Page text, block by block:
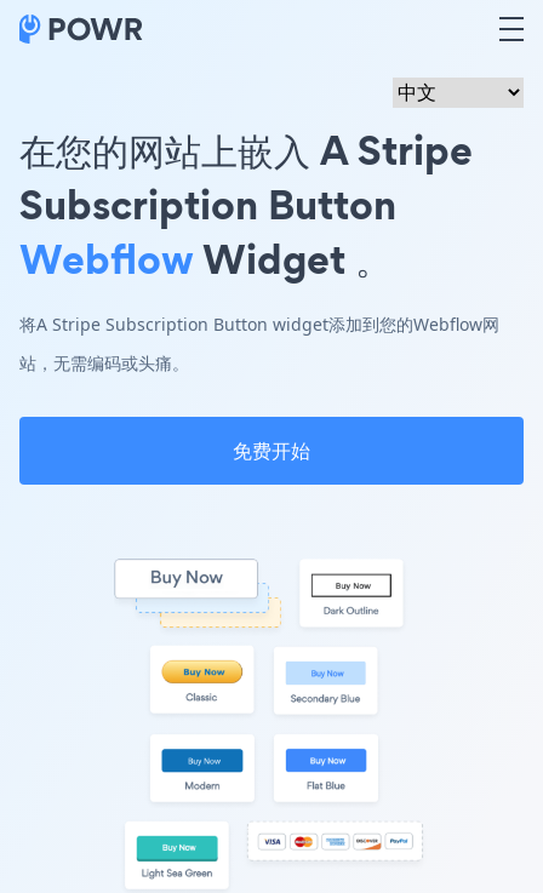
在您的网站上嵌入 A Stripe
Subscription Button
WebflowWidget 。
将A Stripe Subscription Button widget添加到您的Webflow网
站，无需编码或头痛。
免费开始